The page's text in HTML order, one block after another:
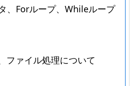
、Forループ、Whileループ
ファイル処理について